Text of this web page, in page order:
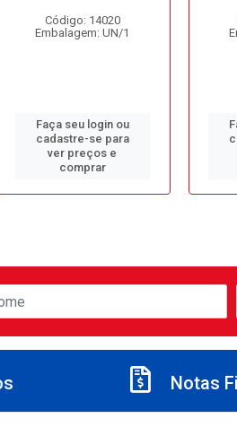
Código: 14020
Embalagem: UN/1
Faça seu login ou
cadastre-se para
ver preços e
comprar
Notas